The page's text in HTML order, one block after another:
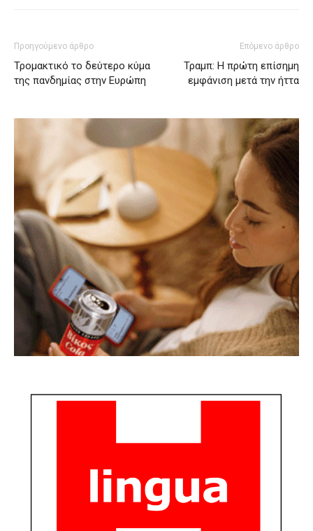
Προηγούμενο άρθρο
Τρομακτικό το δεύτερο κύμα
της πανδημίας στην Ευρώπη
Επόμενο άρθρο
Τραμπ: Η πρώτη επίσημη
εμφάνιση μετά την ήττα